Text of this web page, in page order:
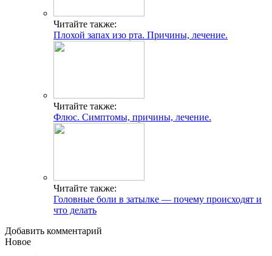
Читайте также:
Плохой запах изо рта. Причины, лечение.
Читайте также:
Флюс. Симптомы, причины, лечение.
Читайте также:
Головные боли в затылке — почему происходят и
что делать
Добавить комментарий
Новое